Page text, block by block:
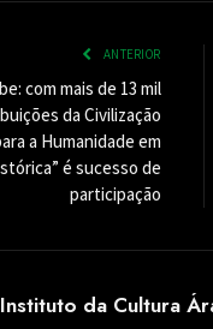
ANTERIOR
com mais de 13 mil
da Civilização
a Humanidade em
é sucesso de
participação
da Cultura